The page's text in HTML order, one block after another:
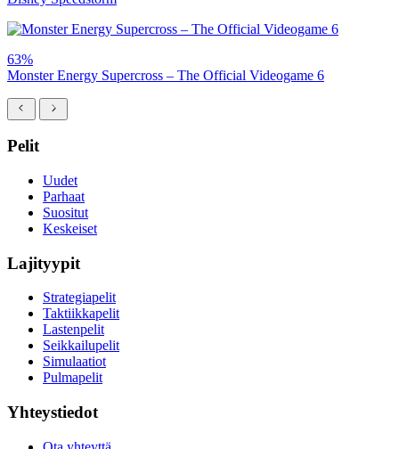
63%
Monster Energy Supercross – The Official Videogame 6
Pelit
Uudet
Parhaat
Suositut
Keskeiset
Lajityypit
Strategiapelit
Taktiikkapelit
Lastenpelit
Seikkailupelit
Simulaatiot
Pulmapelit
Yhteystiedot